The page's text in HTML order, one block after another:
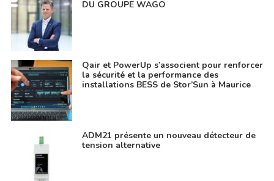
DU GROUPE WAGO
Qair et PowerUp s’associent pour renforcer
la sécurité et la performance des
installations BESS de Stor’Sun à Maurice
ADM21 présente un nouveau détecteur de
tension alternative